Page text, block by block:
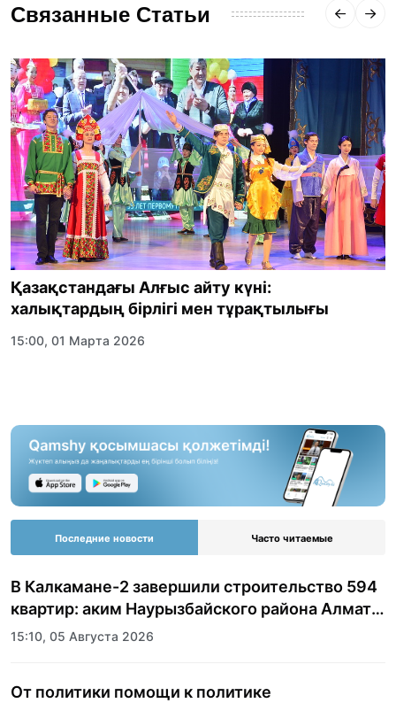
Связанные Статьи
Қазақстандағы Алғыс айту күні:
халықтардың бірлігі мен тұрақтылығы
15:00, 01 Марта 2026
Последние новости Часто читаемые
В Калкамане-2 завершили строительство 594
квартир: аким Наурызбайского района Алматы
показала журналистам новый жилой
15:10, 05 Августа 2026
От политики помощи к политике